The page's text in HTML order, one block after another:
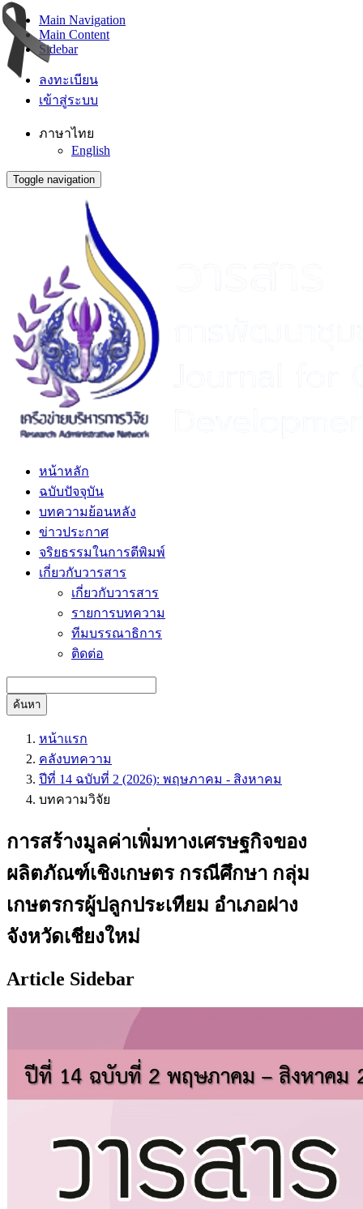
Main Navigation
Main Content
Sidebar
ลงทะเบียน
เข้าสู่ระบบ
ภาษาไทย
English
Toggle navigation
หน้าหลัก
ฉบับปัจจุบัน
บทความย้อนหลัง
ข่าวประกาศ
จริยธรรมในการตีพิมพ์
เกี่ยวกับวารสาร
เกี่ยวกับวารสาร
รายการบทความ
ทีมบรรณาธิการ
ติดต่อ
ค้นหา
หน้าแรก
คลังบทความ
ปีที่ 14 ฉบับที่ 2 (2026): พฤษภาคม - สิงหาคม
บทความวิจัย
การสร้างมูลค่าเพิ่มทางเศรษฐกิจของ
ผลิตภัณฑ์เชิงเกษตร กรณีศึกษา กลุ่ม
เกษตรกรผู้ปลูกประเทียม อำเภอฝาง
จังหวัดเชียงใหม่
Article Sidebar